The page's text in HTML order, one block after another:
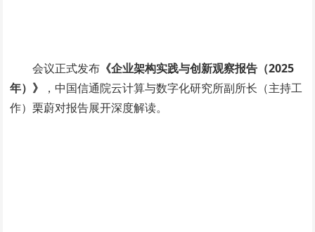
会议正式发布 《企业架构实践与创新观察报告（2025
年）》
，中国信通院云计算与数字化研究所副所长（主持工
作）栗蔚对报告展开深度解读。